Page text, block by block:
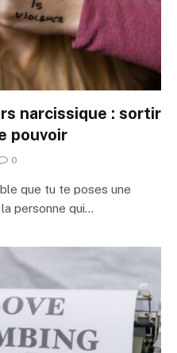
narcissique : sortir
pouvoir
0
que tu te poses une
personne qui…